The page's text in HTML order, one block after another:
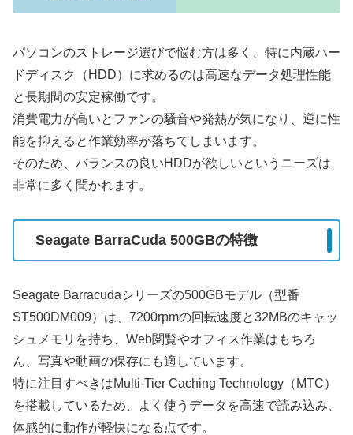
パソコンのストレージ選びで悩む方は多く、特に内蔵ハー
ドディスク（HDD）に求めるのは高速なデータ処理性能
と長期間の安定稼働です。
消費電力が高いとファンの騒音や発熱が気になり、逆に性
能を抑えると作業効率が落ちてしまいます。
そのため、バランスの良いHDDが欲しいというニーズは
非常に多く聞かれます。
Seagate BarraCuda 500GBの特徴
Seagate Barracudaシリーズの500GBモデル（型番
ST500DM009）は、7200rpmの回転速度と32MBのキャッ
シュメモリを持ち、Web閲覧やオフィス作業はもちろ
ん、写真や動画の保存にも適しています。
特に注目すべきはMulti-Tier Caching Technology（MTC）
を搭載しているため、よく使うデータを高速で読み込み、
体感的に動作が軽快になる点です。